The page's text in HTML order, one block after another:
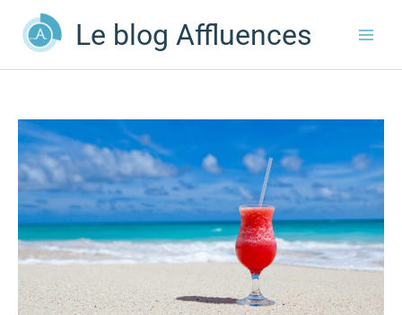
contenu
Le blog Affluences